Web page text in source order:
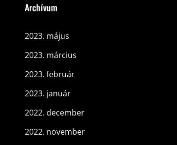
Archívum
2023. május
2023. március
2023. február
2023. január
2022. december
2022. november